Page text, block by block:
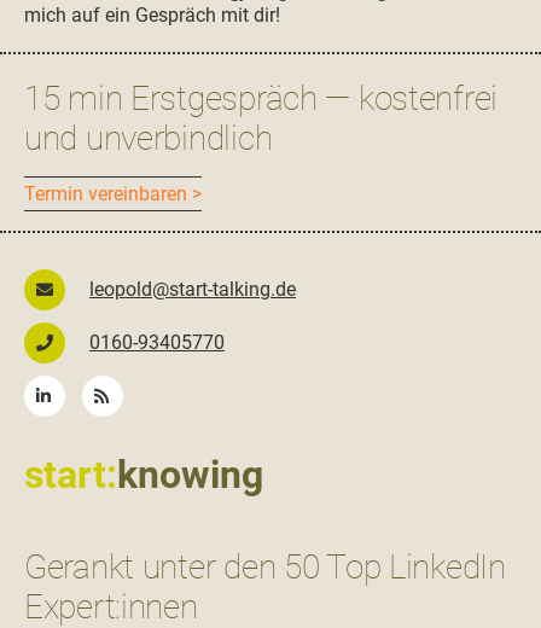
mich auf ein Gespräch mit dir!
15 min Erstgespräch — kostenfrei
und unverbindlich
Ter­min vereinbaren >
leopold@start-talking.de
0160-93405770
start:knowing
Gerankt unter den 50 Top LinkedIn
Expert:innen